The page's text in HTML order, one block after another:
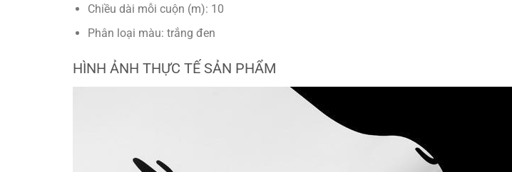
Chiều dài mỗi cuộn (m): 10
Phân loại màu: trắng đen
HÌNH ẢNH THỰC TẾ SẢN PHẨM